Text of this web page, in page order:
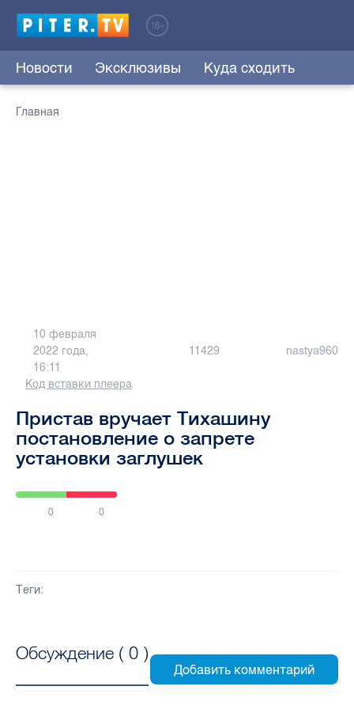
Новости Эксклюзивы Куда сходить
Главная
10 февраля
2022 года,
16:11
11429 nastya960
Код вставки плеера
Пристав вручает Тихашину
постановление о запрете
установки заглушек
0 0
Теги:
Обсуждение ( 0 )